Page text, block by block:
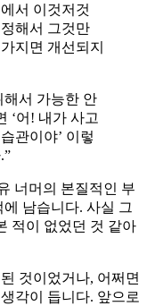
서 이것저것
해서 그것만
지면 개선되지
해서 가능한 안
‘어! 내가 사고
관이야’ 이렇
너머의 본질적인 부
남습니다. 사실 그
적이 없었던 것 같아
것이었거나, 어쩌면
각이 듭니다. 앞으로